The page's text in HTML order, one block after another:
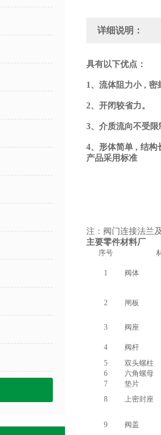
详细说明：
具有以下优点：
1、流体阻力小 , 密
2、开闭较省力。
3、介质流向不受
4、形体简单 , 结构
产品采用标准
注：阀门连接法兰
主要零件材料厂
序号
1 阀体
2 闸板
3 阀座
4
阀杆
5
双头螺柱
6
六角螺母
7
垫片
8
上密封座
9 阀盖